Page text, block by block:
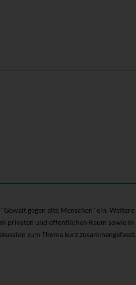
gegen alte Menschen" ein. Weitere
privaten und öffentlichen Raum sowie in
zum Thema kurz zusammengefasst.